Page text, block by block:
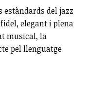
estàndards del jazz
elegant i plena
musical, la
pel llenguatge